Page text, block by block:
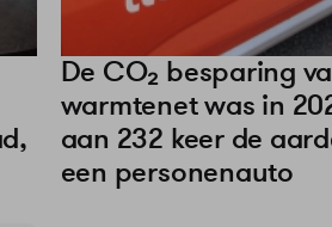
De CO₂ besparing
warmtenet was in
aan 232 keer de
een personenauto